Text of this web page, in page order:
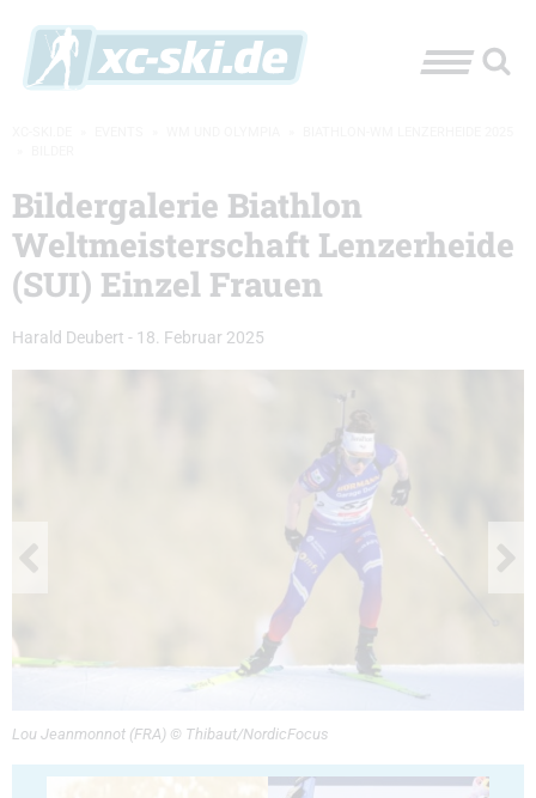
Bildergalerie Biathlon
Weltmeisterschaft Lenzerheide
(SUI) Einzel Frauen
Harald Deubert - 18. Februar 2025
Lou Jeanmonnot (FRA) © Thibaut/NordicFocus